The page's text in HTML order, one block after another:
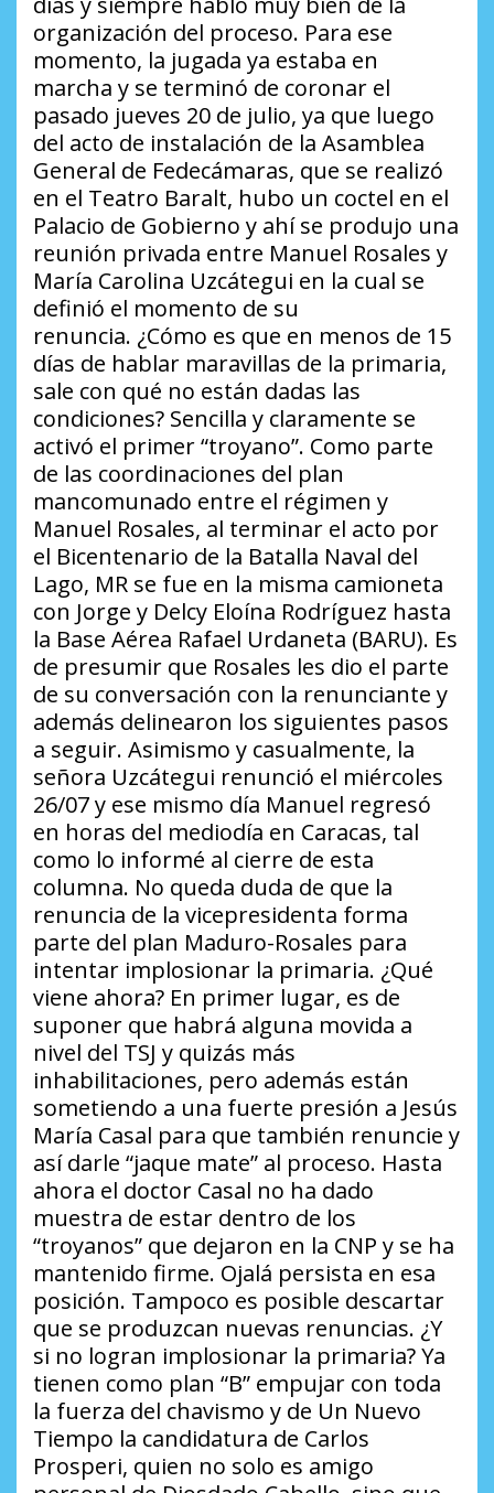
organización del proceso. Para ese
momento, la jugada ya estaba en
marcha y se terminó de coronar el
pasado jueves 20 de julio, ya que luego
del acto de instalación de la Asamblea
General de Fedecámaras, que se realizó
en el Teatro Baralt, hubo un coctel en el
Palacio de Gobierno y ahí se produjo una
reunión privada entre Manuel Rosales y
María Carolina Uzcátegui en la cual se
definió el momento de su
renuncia. ¿Cómo es que en menos de 15
días de hablar maravillas de la primaria,
sale con qué no están dadas las
condiciones? Sencilla y claramente se
activó el primer “troyano”. Como parte
de las coordinaciones del plan
mancomunado entre el régimen y
Manuel Rosales, al terminar el acto por
el Bicentenario de la Batalla Naval del
Lago, MR se fue en la misma camioneta
con Jorge y Delcy Eloína Rodríguez hasta
la Base Aérea Rafael Urdaneta (BARU). Es
de presumir que Rosales les dio el parte
de su conversación con la renunciante y
además delinearon los siguientes pasos
a seguir. Asimismo y casualmente, la
señora Uzcátegui renunció el miércoles
26/07 y ese mismo día Manuel regresó
en horas del mediodía en Caracas, tal
como lo informé al cierre de esta
columna. No queda duda de que la
renuncia de la vicepresidenta forma
parte del plan Maduro-Rosales para
intentar implosionar la primaria. ¿Qué
viene ahora? En primer lugar, es de
suponer que habrá alguna movida a
nivel del TSJ y quizás más
inhabilitaciones, pero además están
sometiendo a una fuerte presión a Jesús
María Casal para que también renuncie y
así darle “jaque mate” al proceso. Hasta
ahora el doctor Casal no ha dado
muestra de estar dentro de los
“troyanos” que dejaron en la CNP y se ha
mantenido firme. Ojalá persista en esa
posición. Tampoco es posible descartar
que se produzcan nuevas renuncias. ¿Y
si no logran implosionar la primaria?Ya
tienen como plan “B” empujar con toda
la fuerza del chavismo y de Un Nuevo
Tiempo la candidatura de Carlos
Prosperi, quien no solo es amigo